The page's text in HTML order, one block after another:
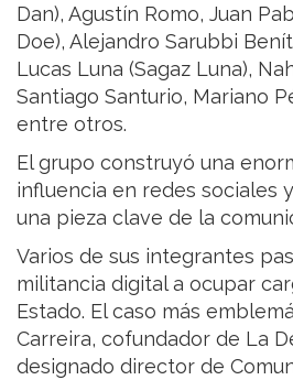
Dan), Agustín Romo, Juan
Doe), Alejandro Sarubbi
Lucas Luna (Sagaz Luna),
Santiago Santurio, Mariano
entre otros.
El grupo construyó una
influencia en redes sociales
una pieza clave de la
Varios de sus integrantes
militancia digital a ocupar
Estado. El caso más
Carreira, cofundador de La
designado director de